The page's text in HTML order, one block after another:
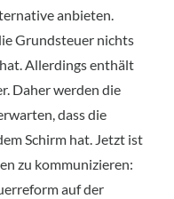
anbieten.
Grundsteuer nichts
Allerdings enthält
Daher werden die
dass die
Schirm hat. Jetzt ist
zu kommunizieren:
auf der